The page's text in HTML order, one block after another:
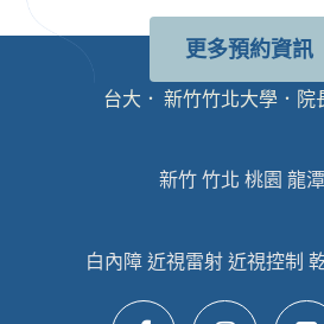
更多預約資訊
台大． 新竹竹北大學．院
新竹 竹北 桃園 龍
白內障 近視雷射 近視控制